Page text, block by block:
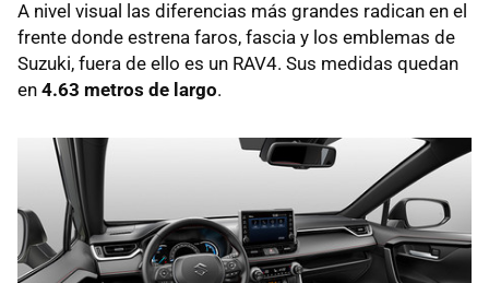
A nivel visual las diferencias más grandes radican en el
frente donde estrena faros, fascia y los emblemas de
Suzuki, fuera de ello es un RAV4. Sus medidas quedan
en 4.63 metros de largo.